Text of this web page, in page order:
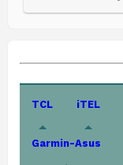
TCL iTEL
Garmin-Asus